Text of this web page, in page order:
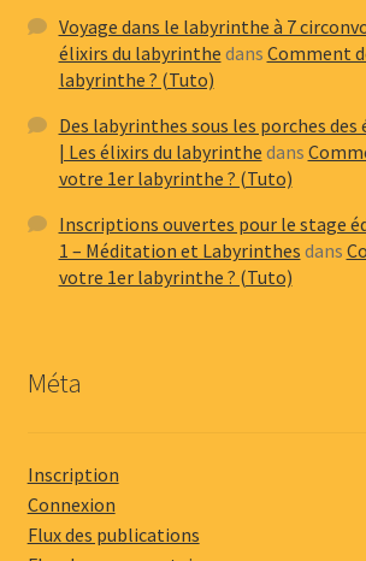
Voyage dans le labyrinthe à 7
élixirs du labyrinthe dans Comment
labyrinthe ? (Tuto)
Des labyrinthes sous les porches
| Les élixirs du labyrinthe dans
votre 1er labyrinthe ? (Tuto)
Inscriptions ouvertes pour le stage
1 – Méditation et Labyrinthes dans
votre 1er labyrinthe ? (Tuto)
Méta
Inscription
Connexion
Flux des publications